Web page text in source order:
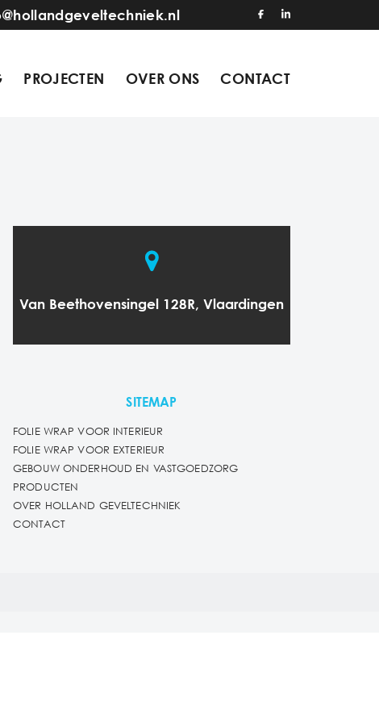
PROJECTEN OVER ONS CONTACT
Van Beethovensingel 128R, Vlaardingen
SITEMAP
FOLIE WRAP VOOR INTERIEUR
FOLIE WRAP VOOR EXTERIEUR
GEBOUW ONDERHOUD EN VASTGOEDZORG
PRODUCTEN
OVER HOLLAND GEVELTECHNIEK
CONTACT